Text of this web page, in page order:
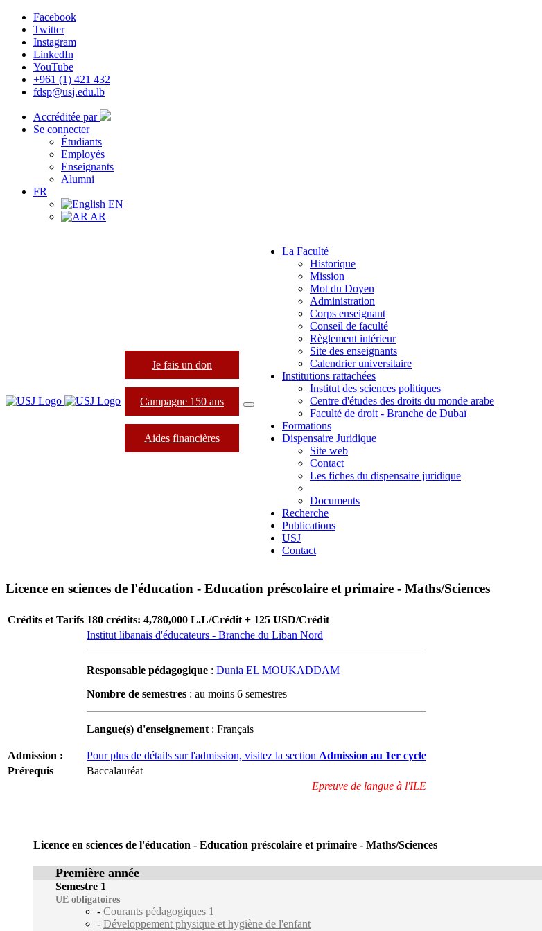
Facebook
Twitter
Instagram
LinkedIn
YouTube
+961 (1) 421 432
fdsp@usj.edu.lb
Accréditée par
Se connecter
Étudiants
Employés
Enseignants
Alumni
FR
EN
AR
Je fais un don
Campagne 150 ans
Aides financières
La Faculté
Historique
Mission
Mot du Doyen
Administration
Corps enseignant
Conseil de faculté
Règlement intérieur
Site des enseignants
Calendrier universitaire
Institutions rattachées
Institut des sciences politiques
Centre d'études des droits du monde arabe
Faculté de droit - Branche de Dubaï
Formations
Dispensaire Juridique
Site web
Contact
Les fiches du dispensaire juridique
Documents
Recherche
Publications
USJ
Contact
Licence en sciences de l'éducation - Education préscolaire et primaire - Maths/Sciences
Crédits et Tarifs 180 crédits: 4,780,000 L.L/Crédit + 125 USD/Crédit
Institut libanais d'éducateurs - Branche du Liban Nord
Responsable pédagogique : Dunia EL MOUKADDAM
Nombre de semestres : au moins 6 semestres
Langue(s) d'enseignement: Français
Admission : Pour plus de détails sur l'admission, visitez la section Admission au 1er cycle
Prérequis
Baccalauréat
Epreuve de langue à l'ILE
Licence en sciences de l'éducation - Education préscolaire et primaire - Maths/Sciences
Première année
Semestre 1
UE obligatoires
- Courants pédagogiques 1
- Développement physique et hygiène de l'enfant